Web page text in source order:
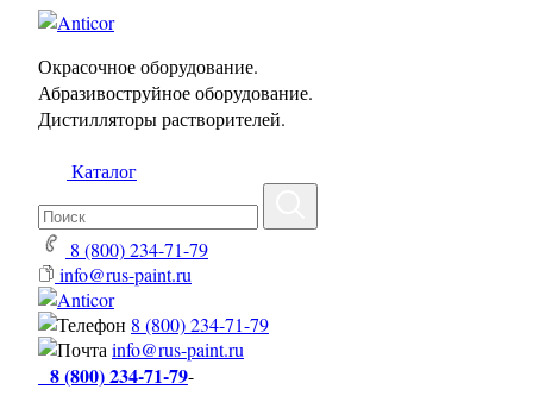
Окрасочное оборудование.
Абразивоструйное оборудование.
Дистилляторы растворителей.
Каталог
8 (800) 234-71-79
info@rus-paint.ru
8 (800) 234-71-79
info@rus-paint.ru
8 (800) 234-71-79-